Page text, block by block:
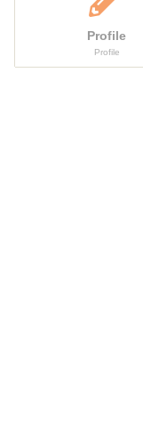
Profile
Profile